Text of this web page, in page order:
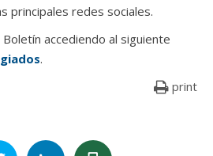
principales redes sociales.
accediendo al siguiente
.
print